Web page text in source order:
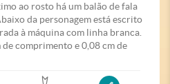
ao rosto há um balão de fala
da personagem está escrito
à máquina com linha branca.
de comprimento e 0,08 cm de